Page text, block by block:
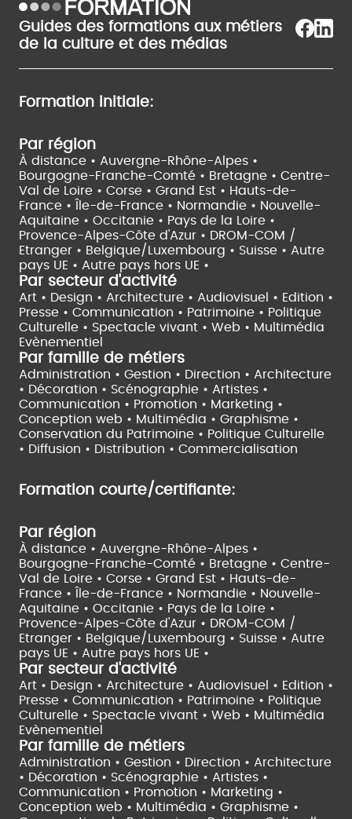
Guides des formations aux métiers
de la culture et des médias
Formation initiale:
Par région
À distance • Auvergne-Rhône-Alpes •
Bourgogne-Franche-Comté • Bretagne • Centre-
Val de Loire • Corse • Grand Est • Hauts-de-
France •
Île-de-France • Normandie • Nouvelle-
Aquitaine • Occitanie • Pays de la Loire •
Provence-Alpes-Côte d'Azur • DROM-COM /
Etranger • Belgique/Luxembourg • Suisse • Autre
pays UE • Autre pays hors UE •
Par secteur d'activité
Art • Design • Architecture • Audiovisuel • Edition •
Presse • Communication • Patrimoine • Politique
Culturelle • Spectacle vivant • Web • Multimédia
Evènementiel
Par famille de métiers
Administration • Gestion • Direction • Architecture
• Décoration • Scénographie • Artistes •
Communication • Promotion • Marketing •
Conception web • Multimédia • Graphisme •
Conservation du Patrimoine • Politique Culturelle
• Diffusion • Distribution • Commercialisation
Formation courte/certifiante:
Par région
À distance • Auvergne-Rhône-Alpes •
Bourgogne-Franche-Comté • Bretagne • Centre-
Val de Loire • Corse • Grand Est • Hauts-de-
France •
Île-de-France • Normandie • Nouvelle-
Aquitaine • Occitanie • Pays de la Loire •
Provence-Alpes-Côte d'Azur • DROM-COM /
Etranger • Belgique/Luxembourg • Suisse • Autre
pays UE • Autre pays hors UE •
Par secteur d'activité
Art • Design • Architecture • Audiovisuel • Edition •
Presse • Communication • Patrimoine • Politique
Culturelle • Spectacle vivant • Web • Multimédia
Evènementiel
Par famille de métiers
Administration • Gestion • Direction • Architecture
• Décoration • Scénographie • Artistes •
Communication • Promotion • Marketing •
Conception web • Multimédia • Graphisme •